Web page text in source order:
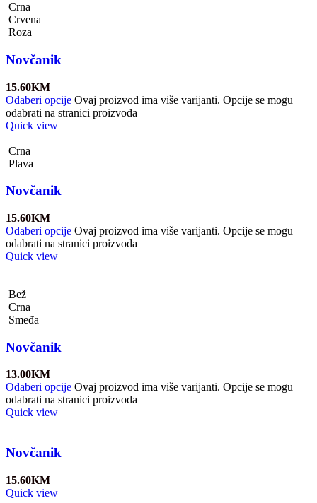
Crna
Crvena
Roza
Novčanik
15.60KM
Odaberi opcije Ovaj proizvod ima više varijanti. Opcije se mogu
odabrati na stranici proizvoda
Quick view
Crna
Plava
Novčanik
15.60KM
Odaberi opcije Ovaj proizvod ima više varijanti. Opcije se mogu
odabrati na stranici proizvoda
Quick view
Bež
Crna
Smeđa
Novčanik
13.00KM
Odaberi opcije Ovaj proizvod ima više varijanti. Opcije se mogu
odabrati na stranici proizvoda
Quick view
Novčanik
15.60KM
Quick view